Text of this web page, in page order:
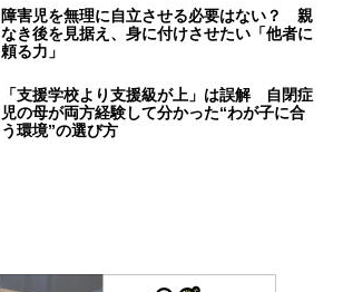
障害児を無理に自立させる必要はない？ 親
なき後を見据え、身に付けさせたい「他者に
頼る力」
「支援学校より支援級が上」は誤解 自閉症
児の母が両方経験して分かった“わが子に合
う環境”の選び方